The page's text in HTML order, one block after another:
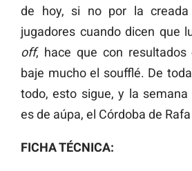
de hoy, si no por la
jugadores cuando dicen que
off, hace que con
baje mucho el soufflé. De
todo, esto sigue, y la
es de aúpa, el Córdoba de
FICHA TÉCNICA: